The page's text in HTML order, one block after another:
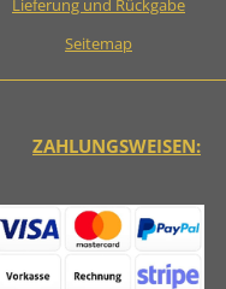
Lieferung und Rückgabe
Seitemap
ZAHLUNGSWEISEN: